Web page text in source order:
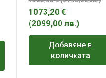
1073,20 €
(2099,00 лв.)
Добавяне в
количката